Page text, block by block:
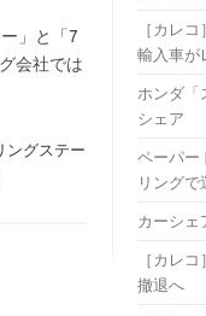
」と「7
会社では
ングステー
［カレ
輸入車が
ホンダ「
シェア
ペーパー
リングで
カーシェ
［カレ
撤退へ